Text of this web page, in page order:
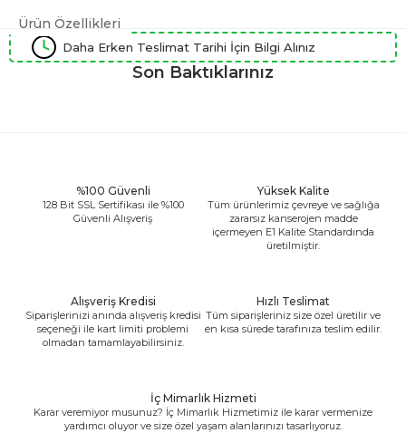
Ürün Özellikleri
Daha Erken Teslimat Tarihi İçin Bilgi Alınız
Son Baktıklarınız
%100 Güvenli
128 Bit SSL Sertifikası ile %100
Güvenli Alışveriş
Yüksek Kalite
Tüm ürünlerimiz çevreye ve sağlığa
zararsız kanserojen madde
içermeyen E1 Kalite Standardında
üretilmiştir.
Alışveriş Kredisi
Siparişlerinizi anında alışveriş kredisi
seçeneği ile kart limiti problemi
olmadan tamamlayabilirsiniz.
Hızlı Teslimat
Tüm siparişleriniz size özel üretilir ve
en kısa sürede tarafınıza teslim edilir.
İç Mimarlık Hizmeti
Karar veremiyor musunuz? İç Mimarlık Hizmetimiz ile karar vermenize
yardımcı oluyor ve size özel yaşam alanlarınızı tasarlıyoruz.